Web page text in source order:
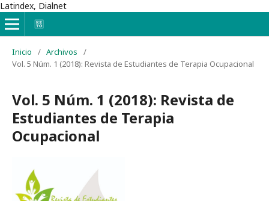
Latindex, Dialnet
Inicio / Archivos
/
Vol. 5 Núm. 1 (2018): Revista de Estudiantes de Terapia Ocupacional
Vol. 5 Núm. 1 (2018): Revista de
Estudiantes de Terapia
Ocupacional